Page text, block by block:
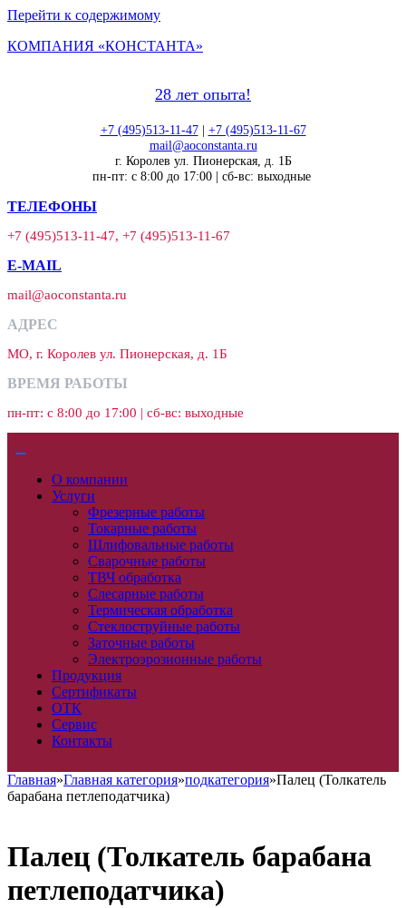
Перейти к содержимому
КОМПАНИЯ «КОНСТАНТА»
28 лет опыта!
+7 (495)513-11-47| +7 (495)513-11-67
mail@aoconstanta.ru
г. Королев ул. Пионерская, д. 1Б
пн-пт: с 8:00 до 17:00 | сб-вс: выходные
ТЕЛЕФОНЫ
+7 (495)513-11-47, +7 (495)513-11-67
E-MAIL
mail@aoconstanta.ru
АДРЕС
МО, г. Королев ул. Пионерская, д. 1Б
ВРЕМЯ РАБОТЫ
пн-пт: с 8:00 до 17:00 | сб-вс: выходные
О компании
Услуги
Фрезерные работы
Токарные работы
Шлифовальные работы
Сварочные работы
ТВЧ обработка
Слесарные работы
Термическая обработка
Стеклоструйные работы
Заточные работы
Электроэрозионные работы
Продукция
Сертификаты
ОТК
Сервис
Контакты
Главная»Главная категория»подкатегория»Палец (Толкатель
барабана петлеподатчика)
Палец (Толкатель барабана
петлеподатчика)